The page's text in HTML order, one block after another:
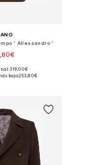
' Allessandro '
+1
M, L, XL, XXL, XXXL
319,00€
bajo:253,80€